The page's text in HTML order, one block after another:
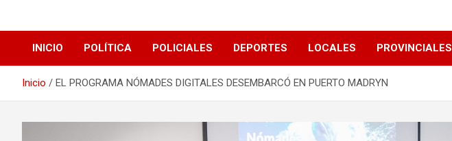
FM Patagonia Madryn
INICIO POLÍTICA POLICIALES DEPORTES LOCALES PROVINCIALES
Inicio EL PROGRAMA NÓMADES DIGITALES DESEMBARCÓ EN PUERTO MADRYN